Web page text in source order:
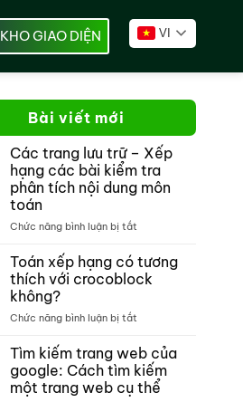
KHO GIAO DIỆN VI
Bài viết mới
Các trang lưu trữ – Xếp
hạng các bài kiểm tra
phân tích nội dung môn
toán
Chức năng bình luận bị tắt
trang
lưu
trữ –
bài
kiểm
tra
phân
Toán xếp hạng có tương
thích với crocoblock
không?
Chức năng bình luận bị tắt
xếp
hạng
có
tương
Tìm kiếm trang web của
google: Cách tìm kiếm
một trang web cụ thể